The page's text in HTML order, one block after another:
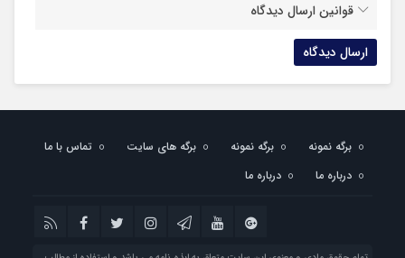
قوانین ارسال دیدگاه
برگه نمونه برگه نمونه برگه های سایت
تماس با ما
درباره ما
درباره ما